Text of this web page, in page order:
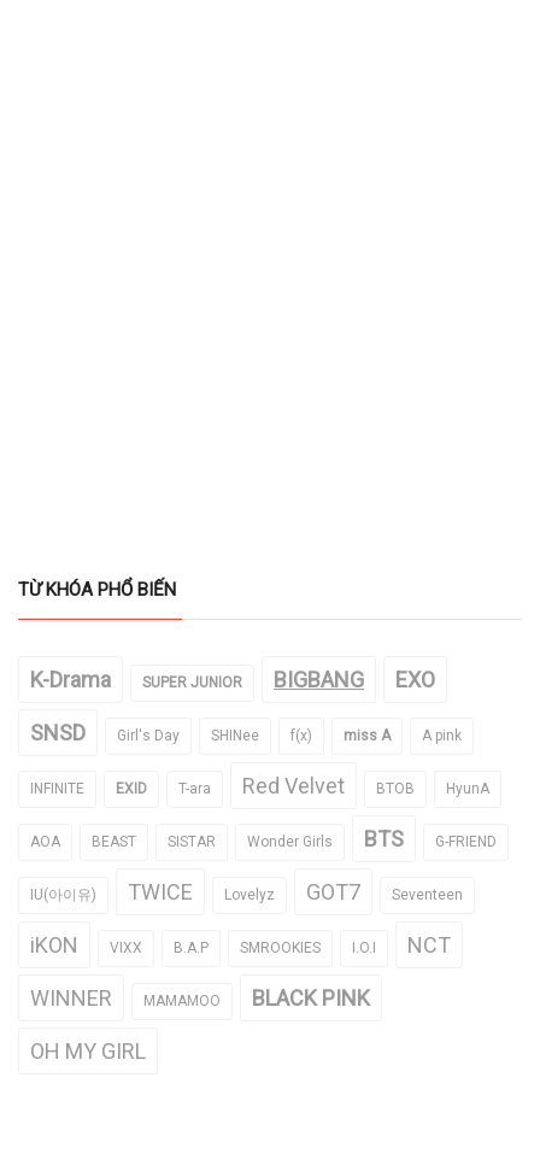
TỪ KHÓA PHỔ BIẾN
K-Drama SUPER JUNIOR BIGBANG EXO
SNSD Girl's Day SHINee f(x) miss A A pink
INFINITE EXID T-ara Red Velvet BTOB HyunA
AOA BEAST SISTAR Wonder Girls BTS G-FRIEND
IU(아이유) TWICE Lovelyz GOT7 Seventeen
iKON VIXX B.A.P SMROOKIES I.O.I NCT
WINNER MAMAMOO BLACK PINK
OH MY GIRL